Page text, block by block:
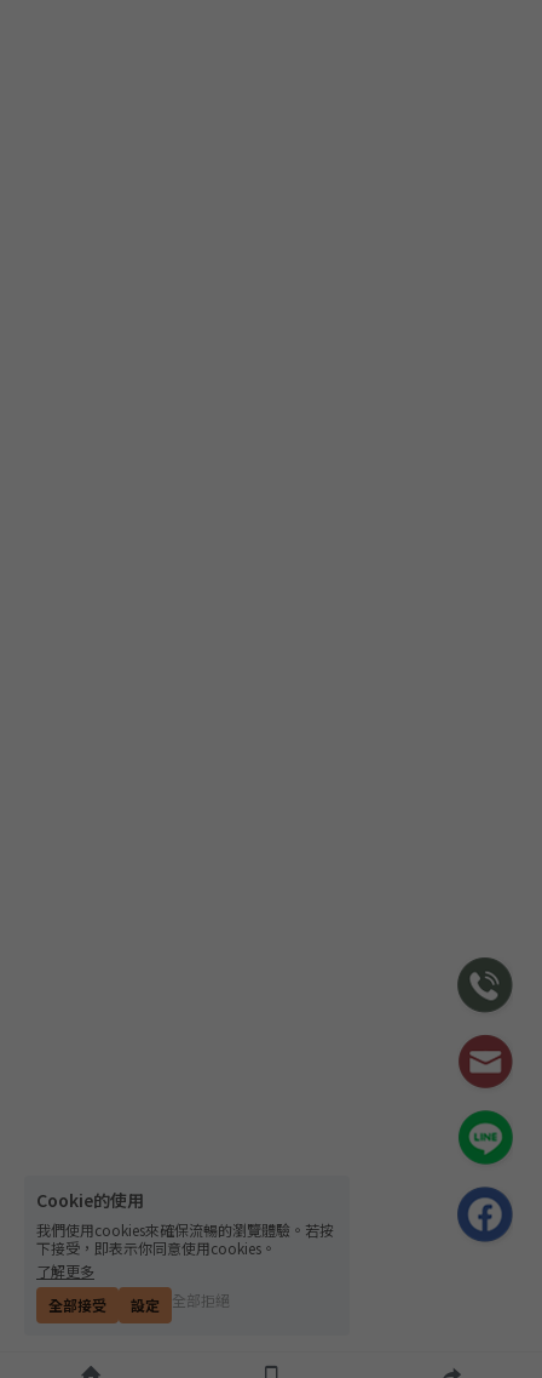
Cookie的使用
我們使用cookies來確保流暢的瀏覽體驗。若按
下接受，即表示你同意使用cookies。
了解更多
全部接受
設定 全部拒絕